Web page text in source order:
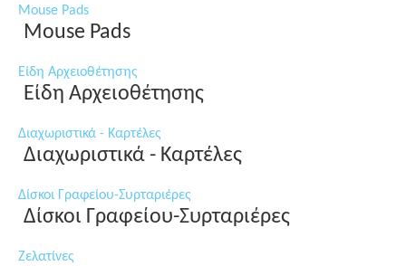
Mouse Pads
Mouse Pads
Είδη Αρχειοθέτησης
Είδη Αρχειοθέτησης
Διαχωριστικά - Καρτέλες
Διαχωριστικά - Καρτέλες
Δίσκοι Γραφείου-Συρταριέρες
Δίσκοι Γραφείου-Συρταριέρες
Ζελατίνες